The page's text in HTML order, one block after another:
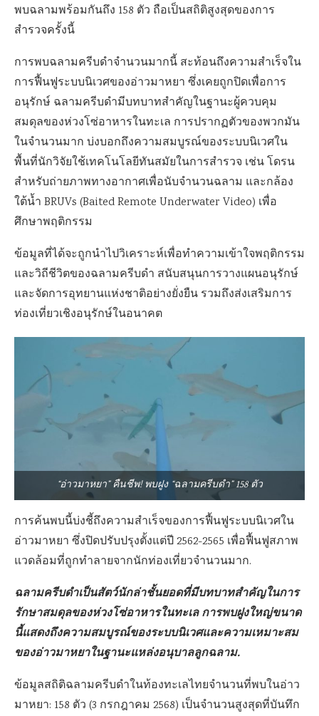
พบฉลามพร้อมกันถึง 158 ตัว ถือเป็นสถิติสูงสุดของการ
สำรวจครั้งนี้
การพบฉลามครีบดำจำนวนมากนี้ สะท้อนถึงความสำเร็จใน
การฟื้นฟูระบบนิเวศของอ่าวมาหยา ซึ่งเคยถูกปิดเพื่อการ
อนุรักษ์ ฉลามครีบดำมีบทบาทสำคัญในฐานะผู้ควบคุม
สมดุลของห่วงโซ่อาหารในทะเล การปรากฏตัวของพวกมัน
ในจำนวนมาก บ่งบอกถึงความสมบูรณ์ของระบบนิเวศใน
พื้นที่นักวิจัยใช้เทคโนโลยีทันสมัยในการสำรวจ เช่น โดรน
สำหรับถ่ายภาพทางอากาศเพื่อนับจำนวนฉลาม และกล้อง
ใต้น้ำ BRUVs (Baited Remote Underwater Video) เพื่อ
ศึกษาพฤติกรรม
ข้อมูลที่ได้จะถูกนำไปวิเคราะห์เพื่อทำความเข้าใจพฤติกรรม
และวิถีชีวิตของฉลามครีบดำ สนับสนุนการวางแผนอนุรักษ์
และจัดการอุทยานแห่งชาติอย่างยั่งยืน รวมถึงส่งเสริมการ
ท่องเที่ยวเชิงอนุรักษ์ในอนาคต
“อ่าวมาหยา” คืนชีพ! พบฝูง “ฉลามครีบดำ” 158 ตัว
การค้นพบนี้บ่งชี้ถึงความสำเร็จของการฟื้นฟูระบบนิเวศใน
อ่าวมาหยา ซึ่งปิดปรับปรุงตั้งแต่ปี 2562-2565 เพื่อฟื้นฟูสภาพ
แวดล้อมที่ถูกทำลายจากนักท่องเที่ยวจำนวนมาก.
ฉลามครีบดำเป็นสัตว์นักล่าชั้นยอดที่มีบทบาทสำคัญในการ
รักษาสมดุลของห่วงโซ่อาหารในทะเล การพบฝูงใหญ่ขนาด
นี้แสดงถึงความสมบูรณ์ของระบบนิเวศและความเหมาะสม
ของอ่าวมาหยาในฐานะแหล่งอนุบาลลูกฉลาม.
ข้อมูลสถิติฉลามครีบดำในท้องทะเลไทยจำนวนที่พบในอ่าว
มาหยา: 158 ตัว (3 กรกฎาคม 2568) เป็นจำนวนสูงสุดที่บันทึก